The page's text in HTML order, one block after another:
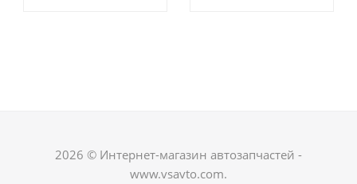
2026 © Интернет-магазин автозапчастей -
www.vsavto.com.